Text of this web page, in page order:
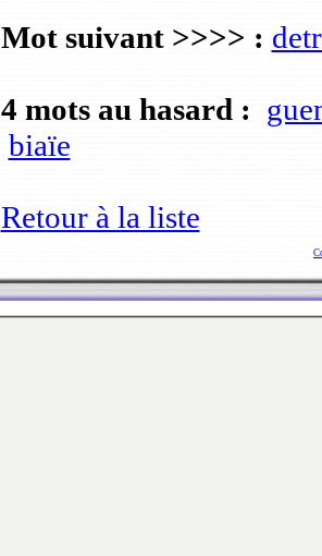
Mot suivant >>>> :
4 mots au hasard :
biaïe
Retour à la liste